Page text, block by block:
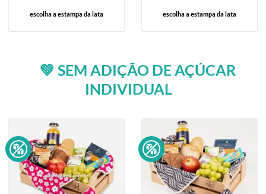
escolha a estampa da lata escolha a estampa da lata
💚 SEM ADIÇÃO DE AÇÚCAR
INDIVIDUAL